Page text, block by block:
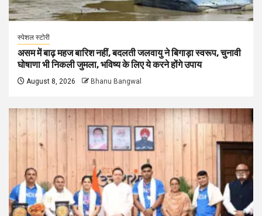
स्पेशल स्टोरी
असम में बाढ़ महज बारिश नहीं, बदलती जलवायु ने बिगाड़ा स्वरूप, चुनावी
घोषाणा भी निकली जुमला, भविष्य के लिए ये करने होंगे उपाय
August 8, 2026 Bhanu Bangwal